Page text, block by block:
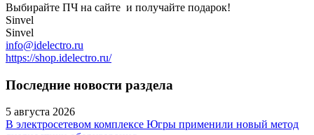
Выбирайте ПЧ на сайте и получайте подарок!
Sinvel
Sinvel
info@idelectro.ru
https://shop.idelectro.ru/
Последние новости раздела
5 августа 2026
В электросетевом комплексе Югры применили новый метод